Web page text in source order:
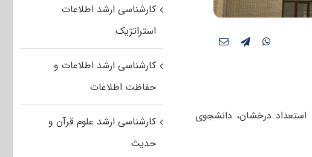
۹۸ با استفاده از سهمیه استعداد درخشان، دانشجوی
کارشناسی ارشد اطلاعات
استراتژیک
کارشناسی ارشد اطلاعات و
حفاظت اطلاعات
کارشناسی ارشد علوم قرآن و
حدیث